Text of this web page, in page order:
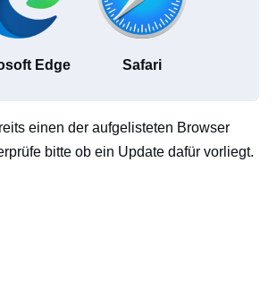
Edge Safari
einen der aufgelisteten Browser
bitte ob ein Update dafür vorliegt.